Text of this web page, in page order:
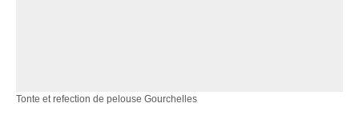
Tonte et refection de pelouse Gourchelles